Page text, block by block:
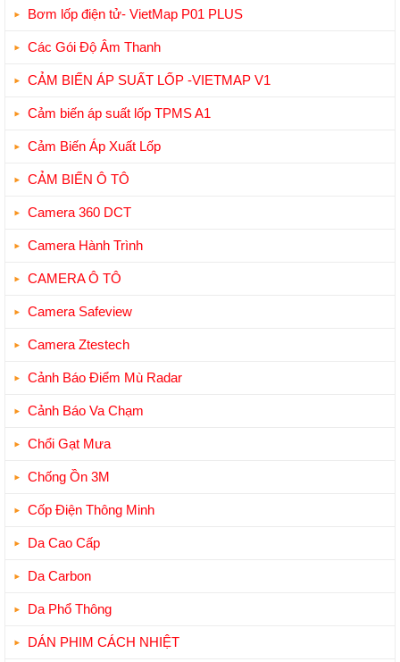
Bơm lốp điện tử- VietMap P01 PLUS
Các Gói Độ Âm Thanh
CẢM BIẾN ÁP SUẤT LỐP -VIETMAP V1
Cảm biến áp suất lốp TPMS A1
Cảm Biến Áp Xuất Lốp
CẢM BIẾN Ô TÔ
Camera 360 DCT
Camera Hành Trình
CAMERA Ô TÔ
Camera Safeview
Camera Ztestech
Cảnh Báo Điểm Mù Radar
Cảnh Báo Va Chạm
Chổi Gạt Mưa
Chống Ồn 3M
Cốp Điện Thông Minh
Da Cao Cấp
Da Carbon
Da Phổ Thông
DÁN PHIM CÁCH NHIỆT